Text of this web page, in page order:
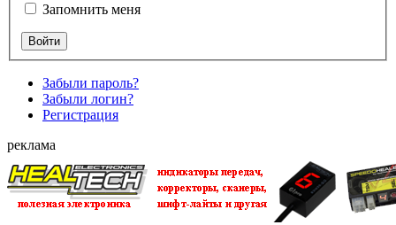
Запомнить меня
Забыли пароль?
Забыли логин?
Регистрация
реклама